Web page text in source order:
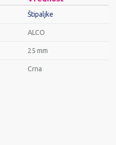
Štipaljke
ALCO
25 mm
Crna